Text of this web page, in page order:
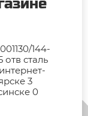
144-
отв сталь
3
0